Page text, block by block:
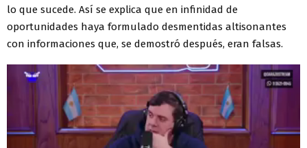
lo que sucede. Así se explica que en infinidad de
oportunidades haya formulado desmentidas altisonantes
con informaciones que, se demostró después, eran falsas.